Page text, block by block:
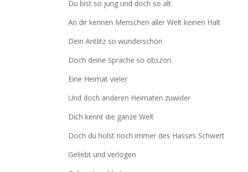
Du bist so jung und doch so alt
An dir kennen Menschen aller Welt keinen Halt
Dein Antlitz so wunderschön
Doch deine Sprache so obszön
Eine Heimat vieler
Und doch anderen Heimaten zuwider
Dich kennt die ganze Welt
Doch du holst noch immer des Hasses Schwert
Geliebt und verlogen